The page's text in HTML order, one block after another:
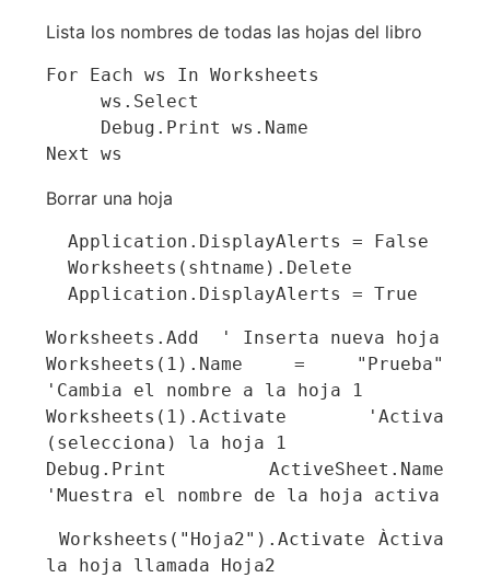
Lista los nombres de todas las hojas del libro
For Each ws In Worksheets
Next ws
Borrar una hoja
Worksheets(shtname).Delete
Application.DisplayAlerts = True
Worksheets.Add  ' Inserta nueva hoja
Worksheets(1).Name = "Prueba"
'Cambia el nombre a la hoja 1
Worksheets(1).Activate 'Activa
(selecciona) la hoja 1
Debug.Print ActiveSheet.Name
'Muestra el nombre de la hoja activa
la hoja llamada Hoja2